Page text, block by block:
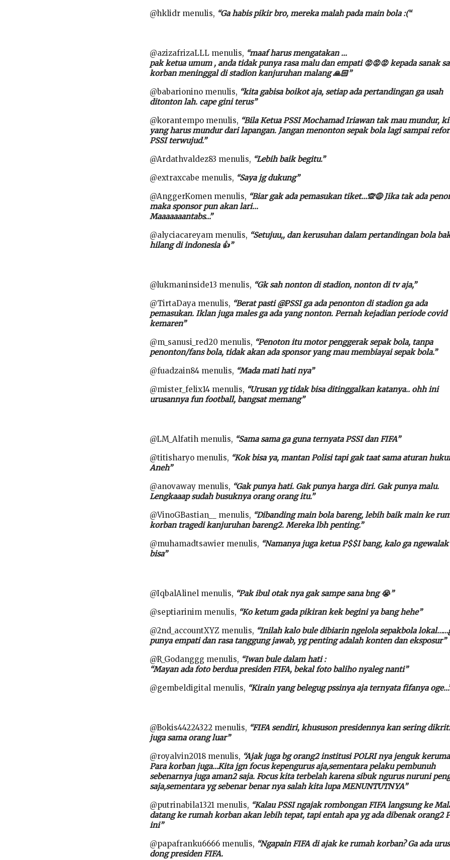
@hklidr menulis, “Ga habis pikir bro, mereka malah pada main bola :(“
@azizafrizaLLL menulis, “maaf harus mengatakan …
pak ketua umum , anda tidak punya rasa malu dan empati 😡😡😡 kepada sanak
korban meninggal di stadion kanjuruhan malang 🙏🏻”
@babarionino menulis, “kita gabisa boikot aja, setiap ada pertandingan ga usah
ditonton lah. cape gini terus”
@korantempo menulis, “Bila Ketua PSSI Mochamad Iriawan tak mau mundur,
yang harus mundur dari lapangan. Jangan menonton sepak bola lagi sampai
PSSI terwujud.”
@Ardathvaldez83 menulis, “Lebih baik begitu.”
@extraxcabe menulis, “Saya jg dukung”
@AnggerKomen menulis, “Biar gak ada pemasukan tiket…🙊😅 Jika tak ada
maka sponsor pun akan lari…
Maaaaaaantabs…”
@alyciacareyam menulis, “Setujuu,, dan kerusuhan dalam pertandingan bola
hilang di indonesia 👍”
@lukmaninside13 menulis, “Gk sah nonton di stadion, nonton di tv aja,”
@TirtaDaya menulis, “Berat pasti @PSSI ga ada penonton di stadion ga ada
pemasukan. Iklan juga males ga ada yang nonton. Pernah kejadian periode covid
kemaren”
@m_sanusi_red20 menulis, “Penoton itu motor penggerak sepak bola, tanpa
penonton/fans bola, tidak akan ada sponsor yang mau membiayai sepak bola.”
@fuadzain84 menulis, “Mada mati hati nya”
@mister_felix14 menulis, “Urusan yg tidak bisa ditinggalkan katanya.. ohh ini
urusannya fun football, bangsat memang”
@LM_Alfatih menulis, “Sama sama ga guna ternyata PSSI dan FIFA”
@titisharyo menulis, “Kok bisa ya, mantan Polisi tapi gak taat sama aturan
Aneh”
@anovaway menulis, “Gak punya hati. Gak punya harga diri. Gak punya malu.
Lengkaaap sudah busuknya orang orang itu.”
@VinoGBastian__ menulis, “Dibanding main bola bareng, lebih baik main ke
korban tragedi kanjuruhan bareng2. Mereka lbh penting.”
@muhamadtsawier menulis, “Namanya juga ketua P$$I bang, kalo ga
bisa”
@IqbalAlinel menulis, “Pak ibul otak nya gak sampe sana bng 😭”
@septiarinim menulis, “Ko ketum gada pikiran kek begini ya bang hehe”
@2nd_accountXYZ menulis, “Inilah kalo bule dibiarin ngelola sepakbola
punya empati dan rasa tanggung jawab, yg penting adalah konten dan eksposur”
@R_Godanggg menulis, “Iwan bule dalam hati :
“Mayan ada foto berdua presiden FIFA, bekal foto baliho nyaleg nanti”
@gembeldigital menulis, “Kirain yang belegug pssinya aja ternyata fifanya
@Bokis44224322 menulis, “FIFA sendiri, khususon presidennya kan sering
juga sama orang luar”
@royalvin2018 menulis, “Ajak juga bg orang2 institusi POLRI nya jenguk
Para korban juga…Kita jgn focus kepengurus aja,sementara pelaku pembunuh
sebenarnya juga aman2 saja. Focus kita terbelah karena sibuk ngurus nuruni
saja,sementara yg sebenar benar nya salah kita lupa MENUNTUTNYA”
@putrinabila1321 menulis, “Kalau PSSI ngajak rombongan FIFA langsung ke
datang ke rumah korban akan lebih tepat, tapi entah apa yg ada dibenak orang2
ini”
@papafranku6666 menulis, “Ngapain FIFA di ajak ke rumah korban? Ga ada
dong presiden FIFA.